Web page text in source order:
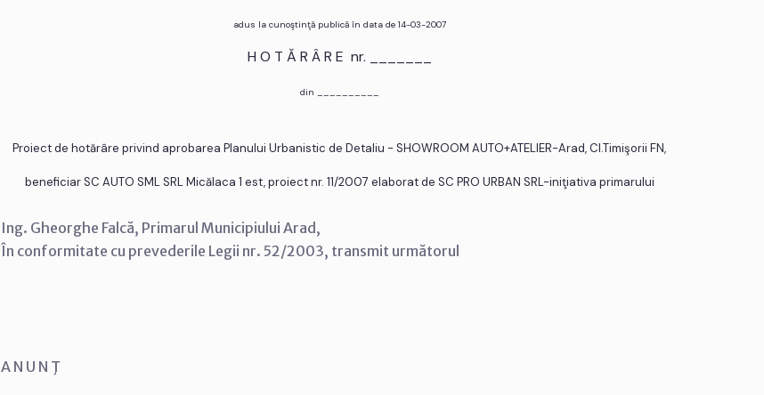
adus la cunoştinţă publică în data de 14-03-2007
H O T Ă R Â R E nr. _______
din __________
Proiect de hotărâre privind aprobarea Planului Urbanistic de Detaliu - SHOWROOM AUTO+ATELIER-Arad, Cl.Timişorii FN,
beneficiar SC AUTO SML SRL Micălaca 1 est, proiect nr. 11/2007 elaborat de SC PRO URBAN SRL-iniţiativa primarului
Ing. Gheorghe Falcă, Primarul Municipiului Arad,
În conformitate cu prevederile Legii nr. 52/2003, transmit următorul
A N U N Ţ